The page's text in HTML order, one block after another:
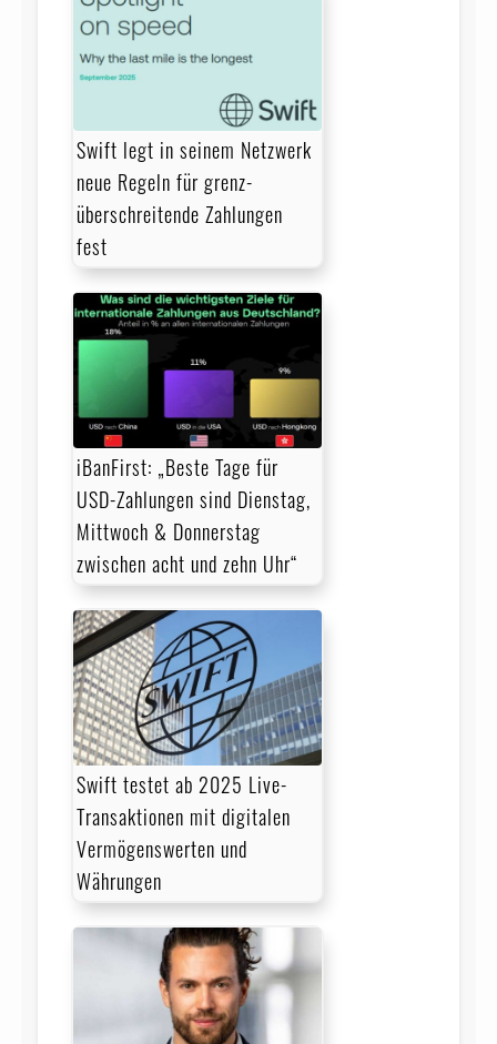
Swift legt in seinem Netzwerk
neue Regeln für grenz­
überschreitende Zahlungen
fest
iBanFirst: „Beste Tage für
USD-Zahlungen sind Dienstag,
Mittwoch & Donnerstag
zwischen acht und zehn Uhr“
Swift testet ab 2025 Live-
Transaktionen mit digitalen
Vermögenswerten und
Währungen